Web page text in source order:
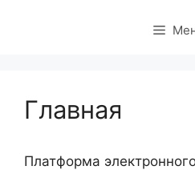
Главная
Платформа